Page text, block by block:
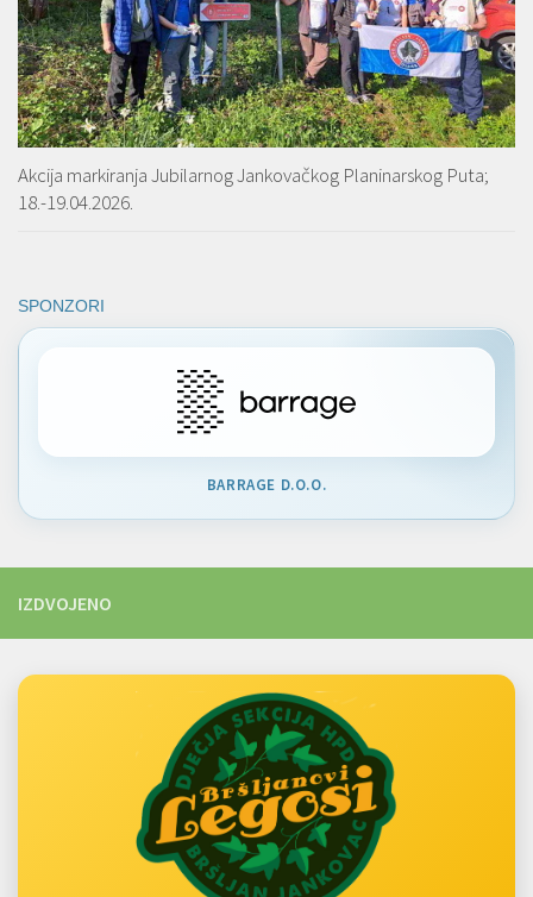
Akcija markiranja Jubilarnog Jankovačkog Planinarskog Puta;
18.-19.04.2026.
SPONZORI
BARRAGE D.O.O.
IZDVOJENO